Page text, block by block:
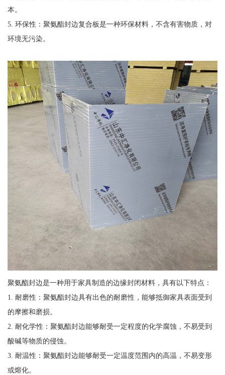
本。
5. 环保性：聚氨酯封边复合板是一种环保材料，不含有害物质，对
环境无污染。
聚氨酯封边是一种用于家具制造的边缘封闭材料，具有以下特点：
1. 耐磨性：聚氨酯封边具有出色的耐磨性，能够抵御家具表面受到
的摩擦和磨损。
2. 耐化学性：聚氨酯封边能够耐受一定程度的化学腐蚀，不易受到
酸碱等物质的侵蚀。
3. 耐温性：聚氨酯封边能够耐受一定温度范围内的高温，不易变形
或熔化。